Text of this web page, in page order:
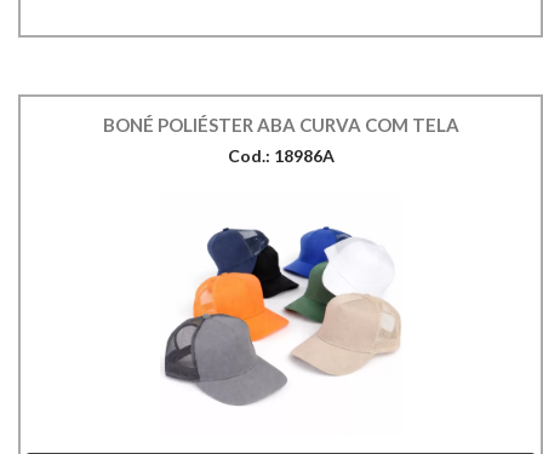
BONÉ POLIÉSTER ABA CURVA COM TELA
Cod.: 18986A